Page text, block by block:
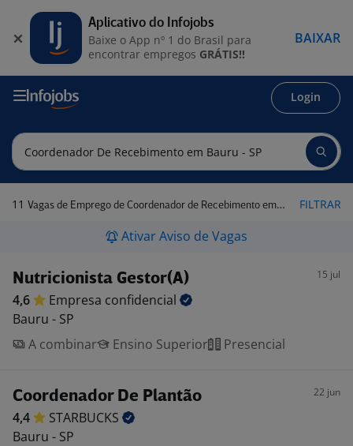
Login
11 Vagas de Emprego de Coordenador de Recebimento em Bauru - SP FILTRAR
Ativar Aviso de Vagas
Nutricionista Gestor(A) 15 jul
4,6 Empresa confidencial
Bauru - SP
A combinar
Ensino Superior Presencial
Coordenador De Plantão 22 jun
4,4
STARBUCKS
Bauru - SP
Aplicativo do Infojobs
Baixe o App nº 1 do Brasil para
encontrar empregos GRÁTIS!!
BAIXAR